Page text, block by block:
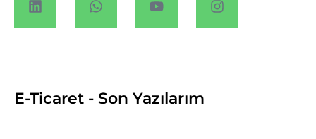
E-Ticaret - Son Yazılarım